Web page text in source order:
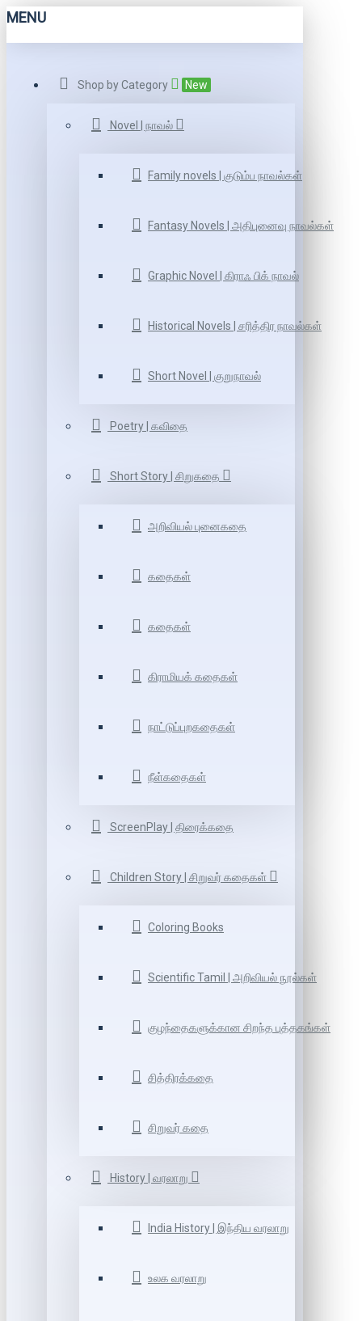
MENU
Shop by Category New
Novel | நாவல்
Family novels | குடும்ப நாவல்கள்
Fantasy Novels | அதிபுனைவு நாவல்கள்
Graphic Novel | கிராஃ பிக் நாவல்
Historical Novels | சரித்திர நாவல்கள்
Short Novel | குறுநாவல்
Poetry | கவிதை
Short Story | சிறுகதை
அறிவியல் புனைகதை
கதைகள்
கதைகள்
கிராமியக் கதைகள்
நாட்டுப்புறகதைகள்
நீள்கதைகள்
ScreenPlay | திரைக்கதை
Children Story | சிறுவர் கதைகள்
Coloring Books
Scientific Tamil | அறிவியல் நூல்கள்
குழந்தைகளுக்கான சிறந்த புத்தகங்கள்
சித்திரக்கதை
சிறுவர் கதை
History | வரலாறு
India History | இந்திய வரலாறு
உலக வரலாறு